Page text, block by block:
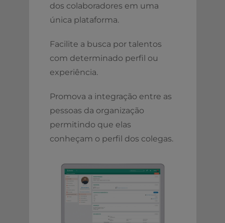
dos colaboradores em uma
única plataforma.
Facilite a busca por talentos
com determinado perfil ou
experiência.
Promova a integração entre as
pessoas da organização
permitindo que elas
conheçam o perfil dos colegas.